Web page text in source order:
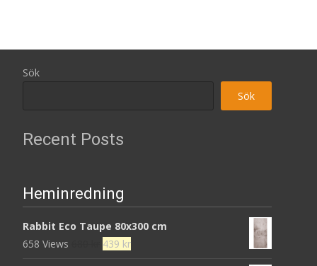
Sök
Sök
Recent Posts
Heminredning
Rabbit Eco Taupe 80x300 cm
658 Views
Det
439 krDet